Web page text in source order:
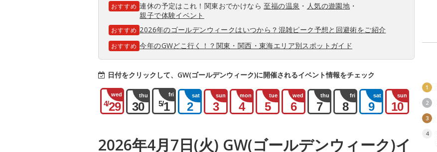
おすすめ 連休の予定はこれ！関東おでかけなら至福の温泉 ・ 人気の遊園地 ・
親子で体験イベント
おすすめ 2026年のゴールデンウィークはいつから？混雑ピーク予想と回避術をご紹介
おすすめ 今年のGWどこ行く！？関東・関西・東海エリア別スポットガイド
日付をクリックして、GW(ゴールデンウィーク)に開催されるイベント情報をチェック
wed
4/29
thu
30
fri
5/1
sat
2
sun
3
mon
4
tue
5
wed
6
thu
7
fri
8
sat
9
sun
10
2026年4月7日(火) GW(ゴールデンウィーク)イ
1
2
3
4